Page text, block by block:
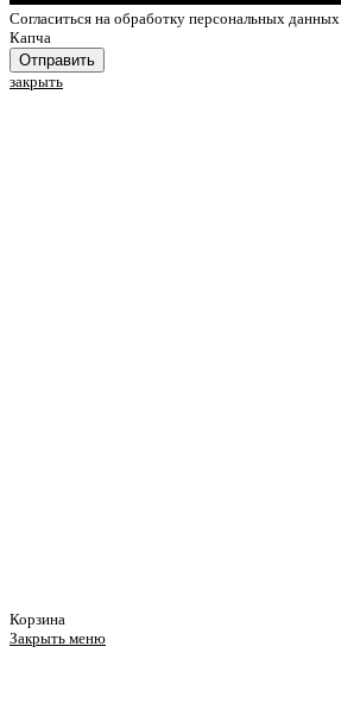
Cогласиться на обработку персональных данных
Капча
Отправить
закрыть
Корзина
Закрыть меню